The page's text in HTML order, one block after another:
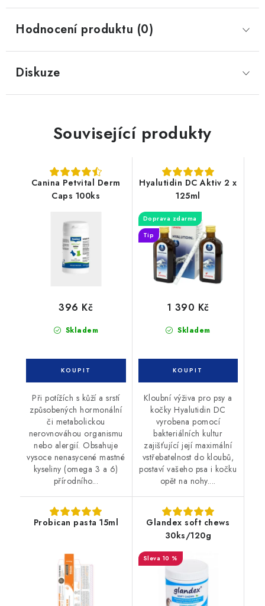
Hodnocení produktu (0)
Diskuze
Související produkty
Canina Petvital Derm
Caps 100ks
Skladem
396 Kč
Při potížích s kůží a srstí
způsobených hormonální
či metabolickou
nerovnováhou organismu
nebo alergií. Obsahuje
vysoce nenasycené mastné
kyseliny (omega 3 a 6)
přírodního...
Hyalutidin DC Aktiv 2 x
125ml
Doprava zdarma
Tip
Skladem
1 390 Kč
Kloubní výživa pro psy a
kočky Hyalutidin DC
vyrobena pomocí
bakteriálních kultur
zajišťující její maximální
vstřebatelnost do kloubů,
postaví vašeho psa i kočku
opět na nohy....
Probican pasta 15ml
Glandex soft chews
30ks/120g
10 %